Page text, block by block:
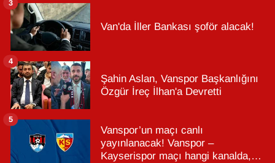
Van'da İller Bankası şoför alacak!
3
Şahin Aslan, Vanspor Başkanlığını
Özgür İreç İlhan'a Devretti
4
Vanspor’un maçı canlı
yayınlanacak! Vanspor –
Kayserispor maçı hangi kanalda,
5